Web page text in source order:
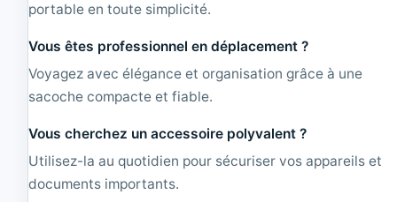
portable en toute simplicité.
Vous êtes professionnel en déplacement ?
Voyagez avec élégance et organisation grâce à une
sacoche compacte et fiable.
Vous cherchez un accessoire polyvalent ?
Utilisez-la au quotidien pour sécuriser vos appareils et
documents importants.